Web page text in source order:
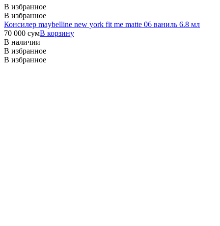
В избранное
В избранное
Консилер maybelline new york fit me matte 06 ваниль 6.8 мл
70 000 сумВ корзину
В наличии
В избранное
В избранное